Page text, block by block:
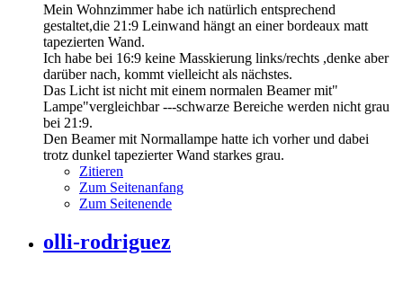
Mein Wohnzimmer habe ich natürlich entsprechend
gestaltet,die 21:9 Leinwand hängt an einer bordeaux matt
tapezierten Wand.
Ich habe bei 16:9 keine Masskierung links/rechts ,denke aber
darüber nach, kommt vielleicht als nächstes.
Das Licht ist nicht mit einem normalen Beamer mit"
Lampe"vergleichbar ---schwarze Bereiche werden nicht grau
bei 21:9.
Den Beamer mit Normallampe hatte ich vorher und dabei
trotz dunkel tapezierter Wand starkes grau.
Zitieren
Zum Seitenanfang
Zum Seitenende
olli-rodriguez